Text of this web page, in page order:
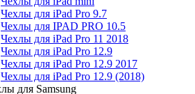
Чехлы для iPad Pro 9.7
Чехлы для IPAD PRO 10.5
Чехлы для iPad Pro 11 2018
Чехлы для iPad Pro 12.9
Чехлы для iPad Pro 12.9 2017
Чехлы для iPad Pro 12.9 (2018)